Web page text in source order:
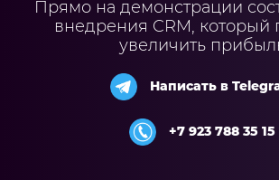
Прямо на демонстрации
внедрения CRM, который
увеличить
Написать в
+7 923 788 35 15